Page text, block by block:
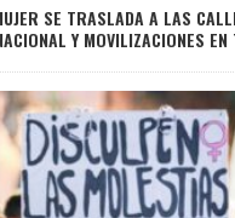
SE TRASLADA A LAS
Y MOVILIZACIONES